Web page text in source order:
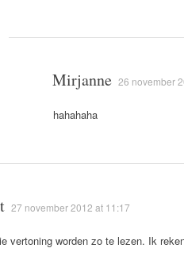
Mirjanne 26 november
hahahaha
27 november 2012 at 11:17
vertoning worden zo te lezen. Ik